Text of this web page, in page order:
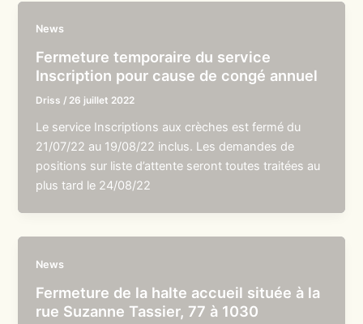
News
Fermeture temporaire du service
Inscription pour cause de congé annuel
Driss / 26 juillet 2022
Le service Inscriptions aux crèches est fermé du
21/07/22 au 19/08/22 inclus. Les demandes de
positions sur liste d’attente seront toutes traitées au
plus tard le 24/08/22
News
Fermeture de la halte accueil située à la
rue Suzanne Tassier, 77 à 1030